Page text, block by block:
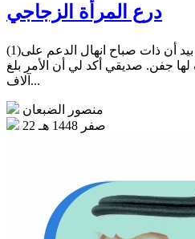
درع المرأة الزجاجي
(1)أجهل دهاليز التيكتوك وبثوثه، بيد أن ذات صباح انهال الدعم على
جفن. صديقي أكد لي أن الأمر بلغ
آلاف...
منصور الضبعان
22 صفر 1448 هـ